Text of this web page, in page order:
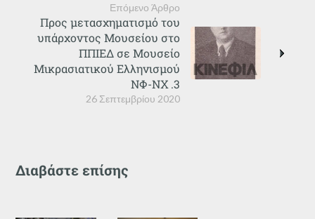
Επόμενο Άρθρο
26 Σεπτεμβρίου 2020
Προς μετασχηματισμό του
υπάρχοντος Μουσείου στο
ΠΠΙΕΔ σε Μουσείο
Μικρασιατικού Ελληνισμού
ΝΦ-ΝΧ .3
Διαβάστε επίσης